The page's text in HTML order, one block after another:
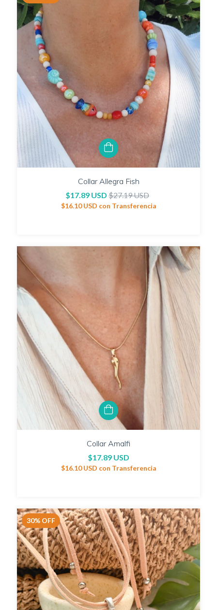
Collar Allegra Fish
$17.89 USD $27.19 USD
$16.10 USD con Transferencia
Collar Amalfi
$17.89 USD
$16.10 USD con Transferencia
30% OFF